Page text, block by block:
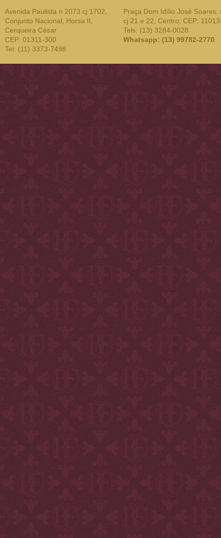
Avenida Paulista n 2073 cj 1702,
Conjunto Nacional, Horsa II,
Cerqueira César
CEP: 01311-300
Tel: (11) 3373-7498
Praça Dom Idílio José Soares,
cj 21 e 22, Centro, CEP:
Tels: (13) 3284-0028
Whatsapp: (13) 99782-2770